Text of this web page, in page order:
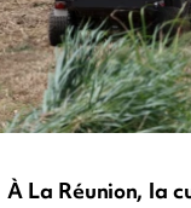
À La Réunion, la